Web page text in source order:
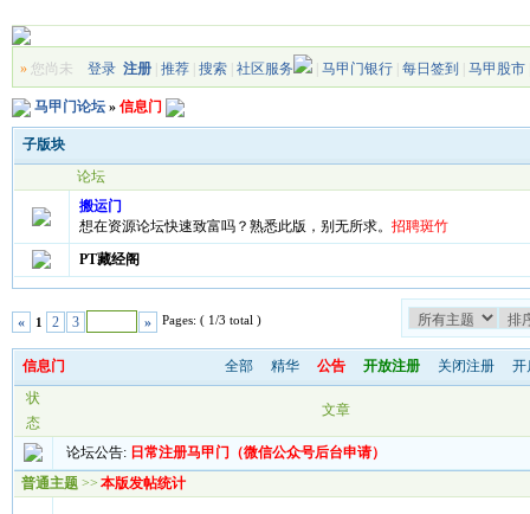
»您尚未 登录 注册| 推荐| 搜索| 社区服务 | 马甲门银行| 每日签到 马甲股市
马甲门论坛» 信息门
子版块
论坛
搬运门
想在资源论坛快速致富吗？熟悉此版，别无所求。 招聘斑竹
PT藏经阁
« 1 2 3 » Pages: ( 1/3 total )
全部 精华 公告 开放注册 关闭注册 开
信息门
状
态
文章
论坛公告: 日常注册马甲门（微信公众号后台申请）
普通主题>> 本版发帖统计